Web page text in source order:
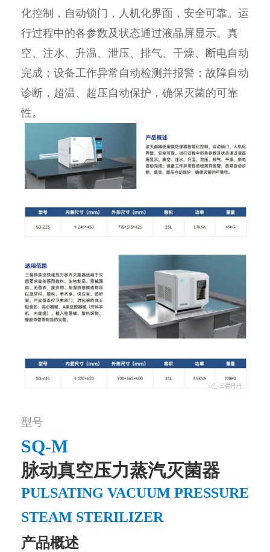
化控制，自动锁门，人机化界面，安全可靠。运
行过程中的各参数及状态通过液晶屏显示。真
空、注水、升温、泄压、排气、干燥、断电自动
完成；设备工作异常自动检测并报警；故障自动
诊断，超温、超压自动保护，确保灭菌的可靠
性。
型号
SQ-M
脉动真空压力蒸汽灭菌器
PULSATING VACUUM PRESSURE
STEAM STERILIZER
产品概述